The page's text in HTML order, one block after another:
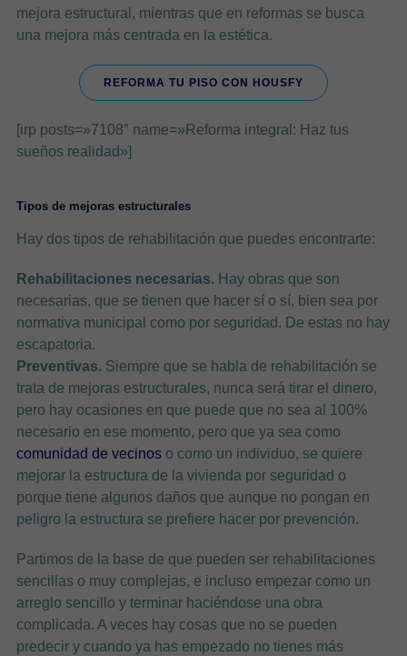
mejora estructural, mientras que en reformas se busca
una mejora más centrada en la estética.
REFORMA TU PISO CON HOUSFY
[irp posts=»7108″ name=»Reforma integral: Haz tus
sueños realidad»]
Tipos de mejoras estructurales
Hay dos tipos de rehabilitación que puedes encontrarte:
Rehabilitaciones necesarias. Hay obras que son
necesarias, que se tienen que hacer sí o sí, bien sea por
normativa municipal como por seguridad. De estas no hay
escapatoria.
Preventivas. Siempre que se habla de rehabilitación se
trata de mejoras estructurales, nunca será tirar el dinero,
pero hay ocasiones en que puede que no sea al 100%
necesario en ese momento, pero que ya sea como
comunidad de vecinoso como un individuo, se quiere
mejorar la estructura de la vivienda por seguridad o
porque tiene algunos daños que aunque no pongan en
peligro la estructura se prefiere hacer por prevención.
Partimos de la base de que pueden ser rehabilitaciones
sencillas o muy complejas, e incluso empezar como un
arreglo sencillo y terminar haciéndose una obra
complicada. A veces hay cosas que no se pueden
predecir y cuando ya has empezado no tienes más